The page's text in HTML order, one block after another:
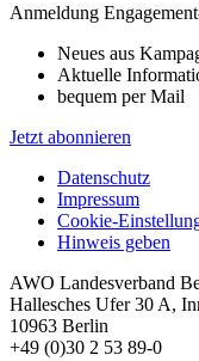
Anmeldung
Neues aus
Aktuelle
bequem per Mail
Jetzt abonnieren
Datenschutz
Impressum
Cookie-
Hinweis geben
AWO Landesverband
Hallesches Ufer 30 A,
10963 Berlin
+49 (0)30 2 53 89-0